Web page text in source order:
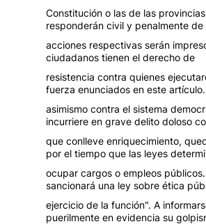
Constitución o las de las
responderán civil y penalmente de
acciones respectivas serán
ciudadanos tienen el derecho de
resistencia contra quienes
fuerza enunciados en este
asimismo contra el sistema
incurriere en grave delito doloso
que conlleve enriquecimiento,
por el tiempo que las leyes
ocupar cargos o empleos
sancionará una ley sobre ética
ejercicio de la función". A
puerilmente en evidencia su